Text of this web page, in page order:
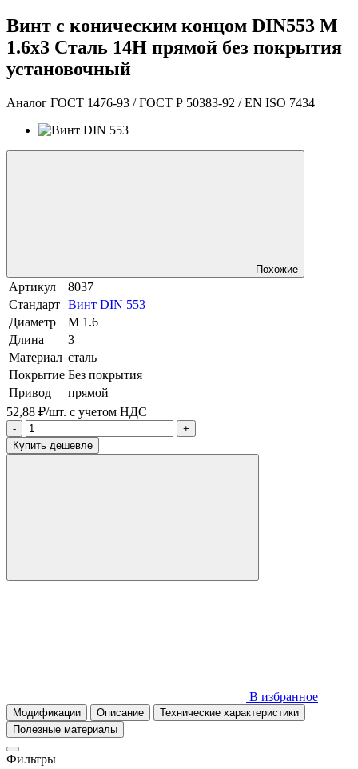
Винт с коническим концом DIN553 М
1.6х3 Сталь 14Н прямой без покрытия
установочный
Аналог ГОСТ 1476-93 / ГОСТ Р 50383-92 / EN ISO 7434
Похожие
Артикул
8037
Стандарт Винт DIN 553
Диаметр
М 1.6
Длина
3
Материал сталь
Покрытие Без покрытия
Привод
прямой
52,88 ₽/шт. с учетом НДС
-
+
Купить дешевле
В избранное
Модификации Описание
Технические характеристики
Полезные материалы
Фильтры